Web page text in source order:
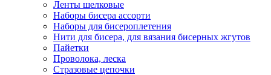
Ленты шелковые
Наборы бисера ассорти
Наборы для бисероплетения
Нити для бисера, для вязания бисерных жгутов
Пайетки
Проволока, леска
Стразовые цепочки